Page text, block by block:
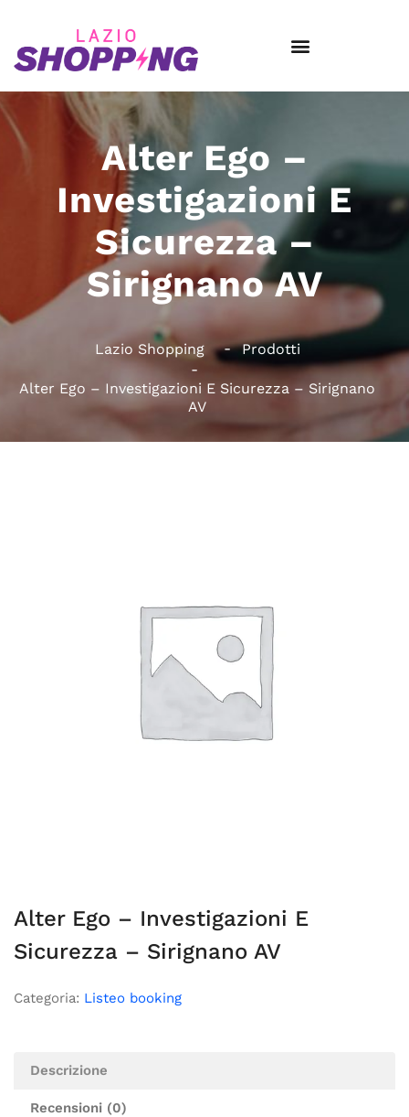
Alter Ego –
Investigazioni E
Sicurezza –
Sirignano AV
Lazio Shopping Prodotti
Alter Ego – Investigazioni E Sicurezza – Sirignano
AV
Alter Ego – Investigazioni E
Sicurezza – Sirignano AV
Categoria: Listeo booking
Descrizione
Recensioni (0)